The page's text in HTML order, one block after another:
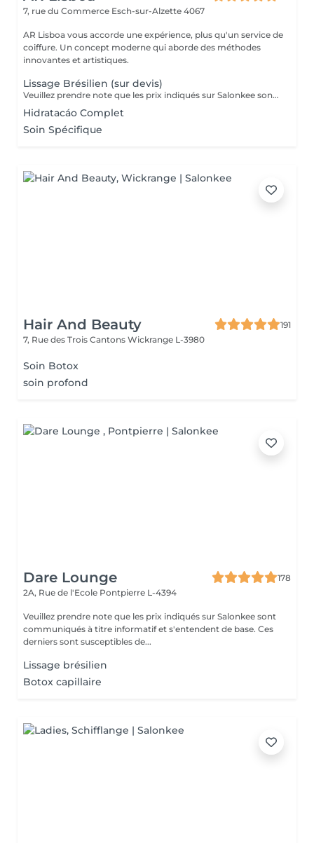
7, rue du Commerce Esch-sur-Alzette 4067
AR Lisboa vous accorde une expérience, plus qu'un service de
coiffure. Un concept moderne qui aborde des méthodes
innovantes et artistiques.
Lissage Brésilien (sur devis)
Veuillez prendre note que les prix indiqués sur Salonkee sont communiqués à titre informatif et s'entendent de base. Ces derniers sont susceptibles de varier selon le diagnostic réalisé à votre arrivée au salon et l'expertise du professionnel à qui vous confiez votre beauté. Dans tous les cas, un devis précis vous sera proposé et toutes réalisations de prestations seront effectuées avec votre accord. Un grand merci d'avance pour votre compréhension. Au plaisir de vous recevoir très vite.
Hidratacáo Complet
Soin Spécifique
Hair And Beauty
191
7, Rue des Trois Cantons Wickrange L-3980
Soin Botox
soin profond
Dare Lounge
178
2A, Rue de l'Ecole Pontpierre L-4394
Veuillez prendre note que les prix indiqués sur Salonkee sont
communiqués à titre informatif et s'entendent de base. Ces
derniers sont susceptibles de...
Lissage brésilien
Botox capillaire